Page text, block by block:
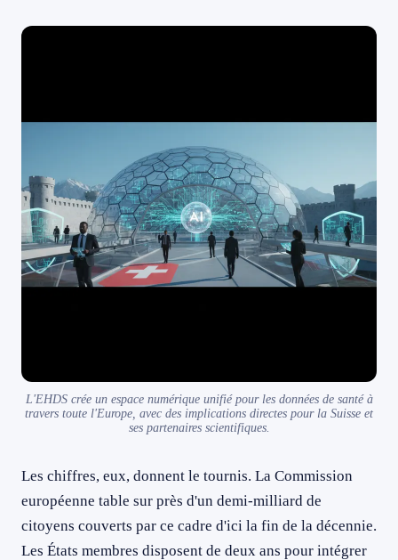
L'EHDS crée un espace numérique unifié pour les données de santé à
travers toute l'Europe, avec des implications directes pour la Suisse et
ses partenaires scientifiques.
Les chiffres, eux, donnent le tournis. La Commission
européenne table sur près d'un demi-milliard de
citoyens couverts par ce cadre d'ici la fin de la décennie.
Les États membres disposent de deux ans pour intégrer